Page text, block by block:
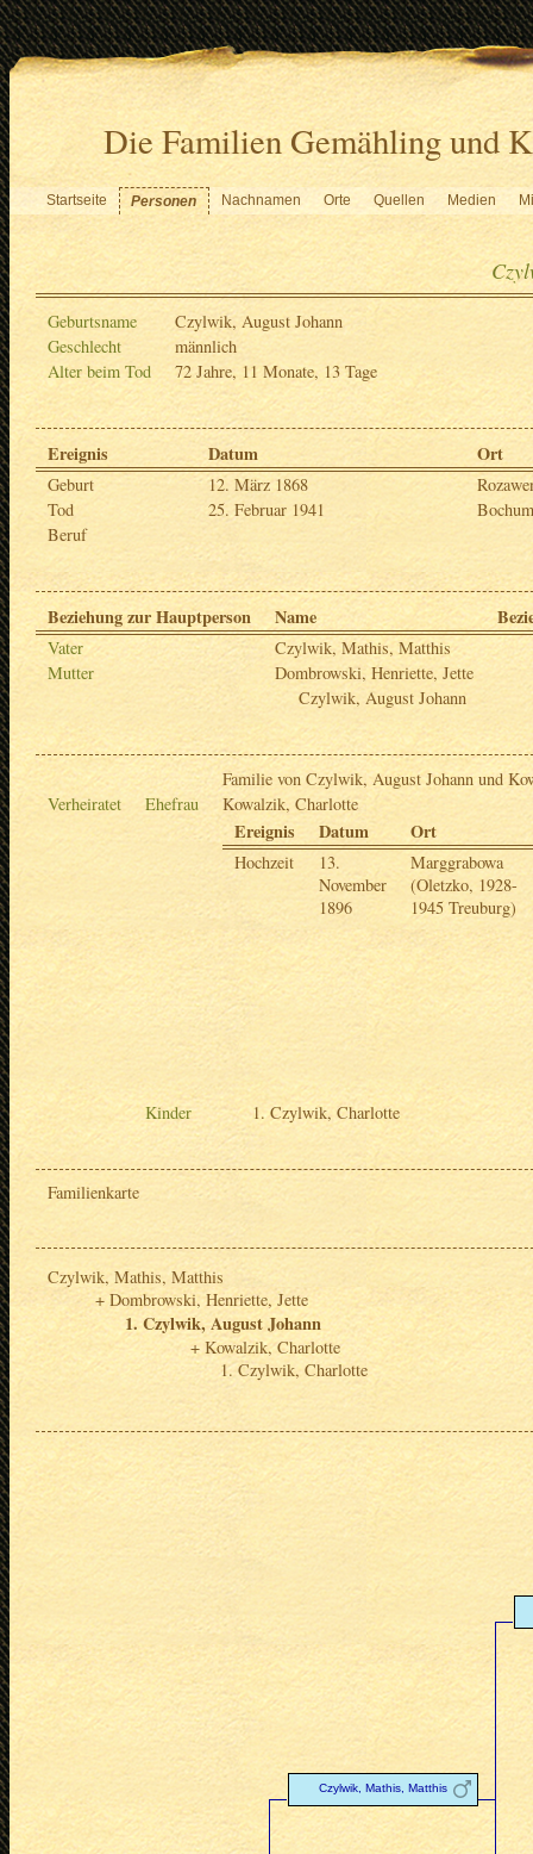
Die Familien Gemähling und
Startseite Personen Nachnamen Orte Quellen Medien
Geburtsname
Czylwik, August Johann
Geschlecht
männlich
Alter beim Tod
72 Jahre, 11 Monate, 13 Tage
Ereignis Datum Ort
Geburt 12. März 1868
Tod
25. Februar 1941
Bochum
Beruf
Beziehung zur Hauptperson Name
Vater
Czylwik, Mathis, Matthis
Mutter
Dombrowski, Henriette, Jette
Czylwik, August Johann
Familie von Czylwik, August Johann und
Verheiratet
Ehefrau Kowalzik, Charlotte
Ereignis Datum Ort
Hochzeit
13.
November
1896
Marggrabowa
(Oletzko, 1928-
1945 Treuburg)
Kinder Czylwik, Charlotte
Familienkarte
Czylwik, Mathis, Matthis
Dombrowski, Henriette, Jette
Czylwik, August Johann
Kowalzik, Charlotte
Czylwik, Charlotte
Czylwik, Mathis, Matthis